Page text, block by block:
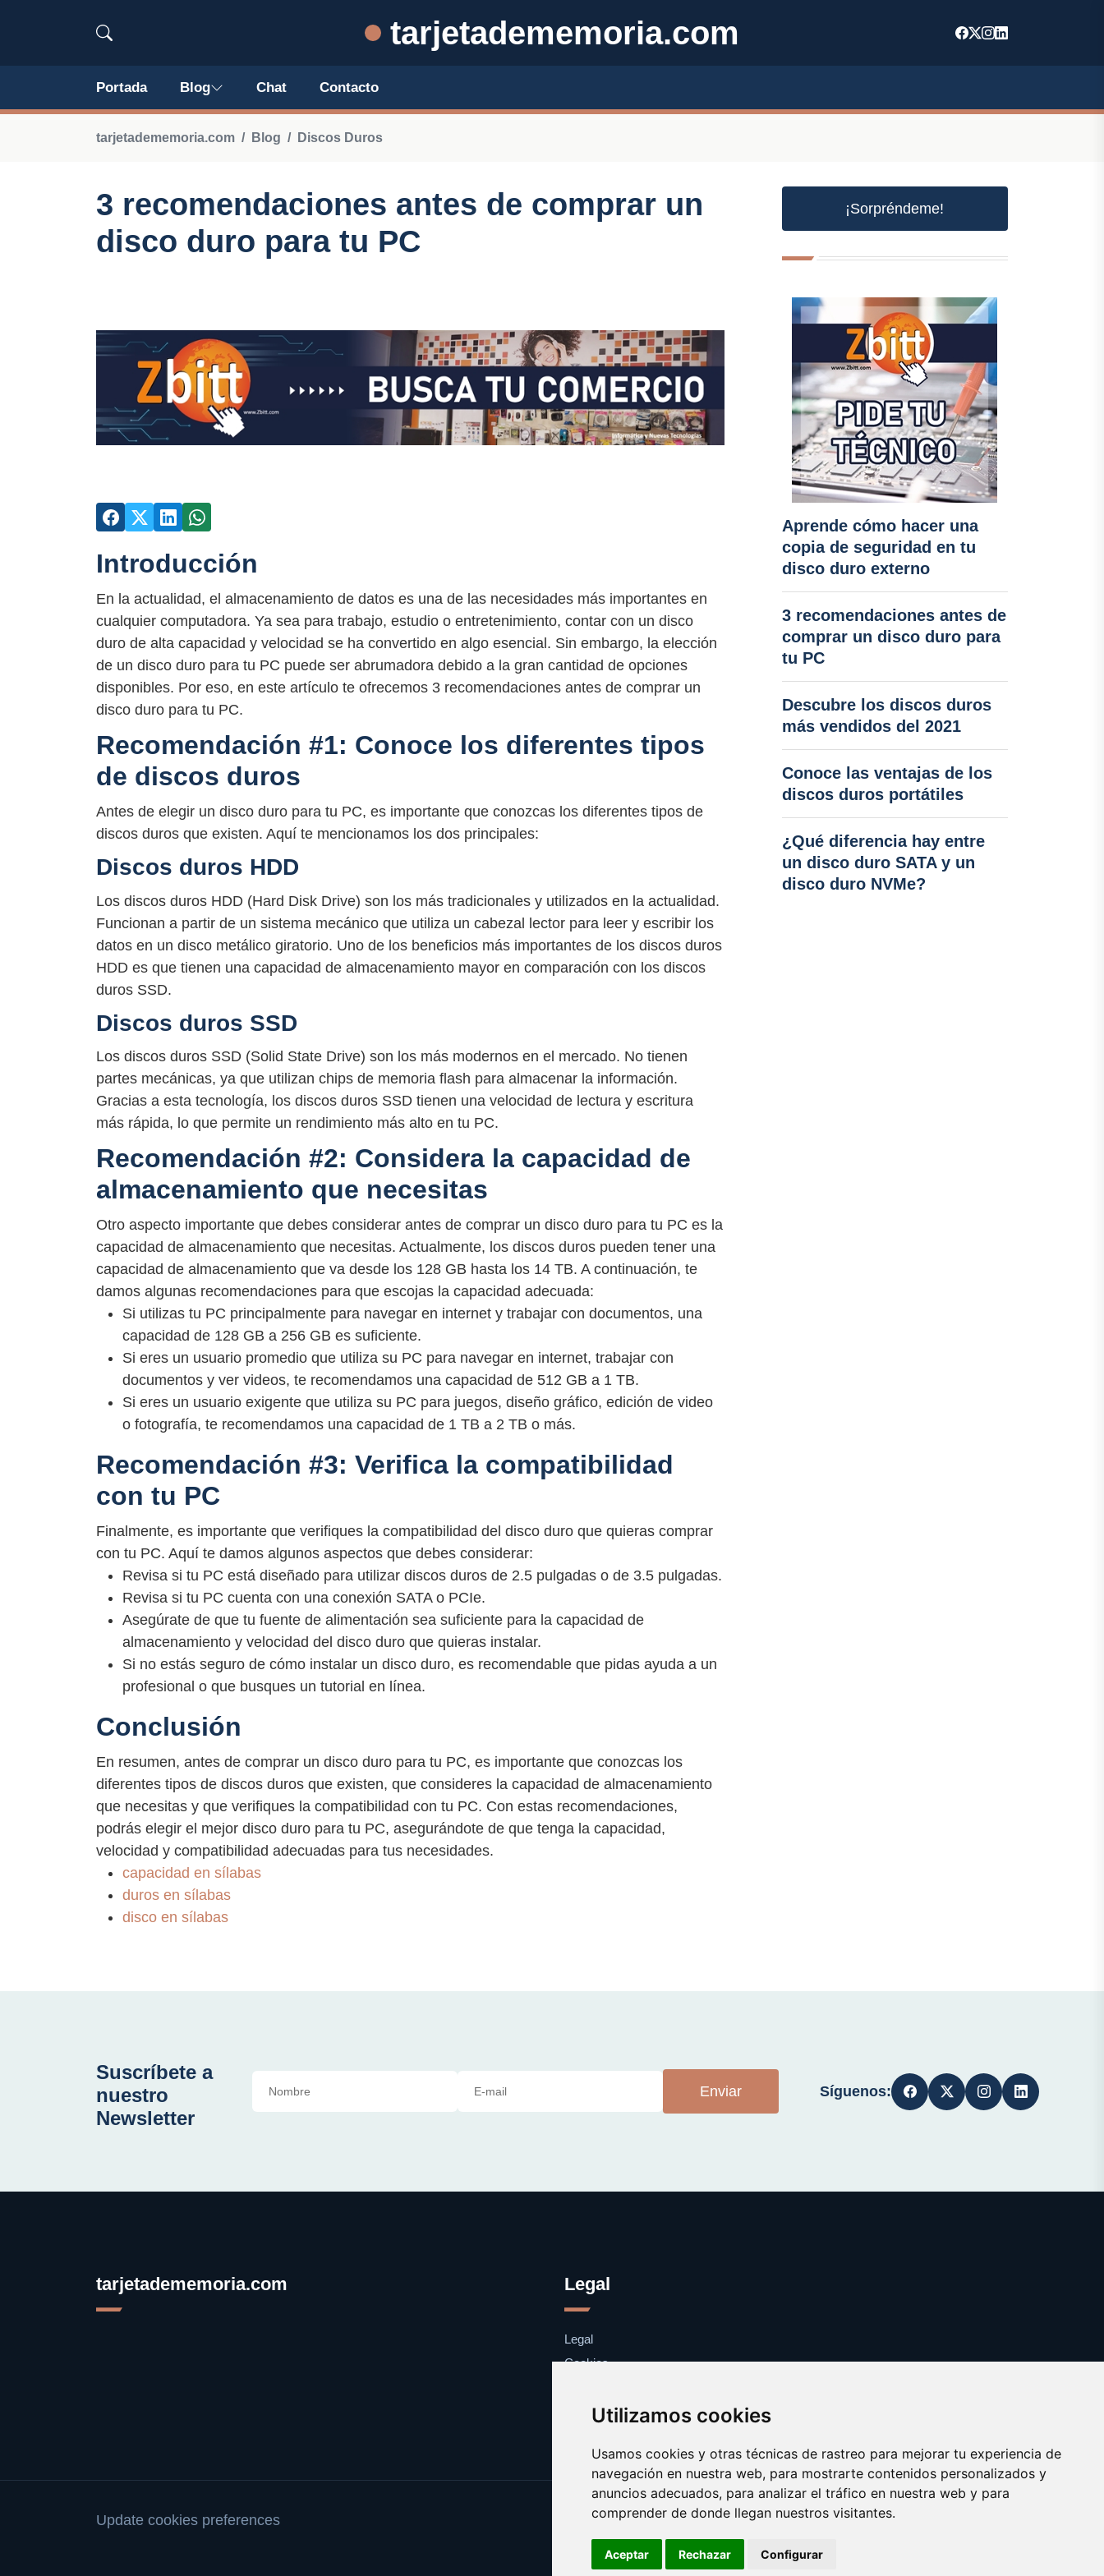
Utilizamos cookies
Usamos cookies y otras técnicas de rastreo para mejorar tu experiencia de
navegación en nuestra web, para mostrarte contenidos personalizados y
anuncios adecuados, para analizar el tráfico en nuestra web y para
comprender de donde llegan nuestros visitantes.
Aceptar Rechazar Configurar
tarjetadememoria.com
Portada Blog Chat Contacto
tarjetadememoria.com Blog Discos Duros
3 recomendaciones antes de comprar un
disco duro para tu PC
Introducción
En la actualidad, el almacenamiento de datos es una de las necesidades más importantes en
cualquier computadora. Ya sea para trabajo, estudio o entretenimiento, contar con un disco
duro de alta capacidad y velocidad se ha convertido en algo esencial. Sin embargo, la elección
de un disco duro para tu PC puede ser abrumadora debido a la gran cantidad de opciones
disponibles. Por eso, en este artículo te ofrecemos 3 recomendaciones antes de comprar un
disco duro para tu PC.
Recomendación #1: Conoce los diferentes tipos
de discos duros
Antes de elegir un disco duro para tu PC, es importante que conozcas los diferentes tipos de
discos duros que existen. Aquí te mencionamos los dos principales:
Discos duros HDD
Los discos duros HDD (Hard Disk Drive) son los más tradicionales y utilizados en la actualidad.
Funcionan a partir de un sistema mecánico que utiliza un cabezal lector para leer y escribir los
datos en un disco metálico giratorio. Uno de los beneficios más importantes de los discos duros
HDD es que tienen una capacidad de almacenamiento mayor en comparación con los discos
duros SSD.
Discos duros SSD
Los discos duros SSD (Solid State Drive) son los más modernos en el mercado. No tienen
partes mecánicas, ya que utilizan chips de memoria flash para almacenar la información.
Gracias a esta tecnología, los discos duros SSD tienen una velocidad de lectura y escritura
más rápida, lo que permite un rendimiento más alto en tu PC.
Recomendación #2: Considera la capacidad de
almacenamiento que necesitas
Otro aspecto importante que debes considerar antes de comprar un disco duro para tu PC es la
capacidad de almacenamiento que necesitas. Actualmente, los discos duros pueden tener una
capacidad de almacenamiento que va desde los 128 GB hasta los 14 TB. A continuación, te
damos algunas recomendaciones para que escojas la capacidad adecuada:
Si utilizas tu PC principalmente para navegar en internet y trabajar con documentos, una
capacidad de 128 GB a 256 GB es suficiente.
Si eres un usuario promedio que utiliza su PC para navegar en internet, trabajar con
documentos y ver videos, te recomendamos una capacidad de 512 GB a 1 TB.
Si eres un usuario exigente que utiliza su PC para juegos, diseño gráfico, edición de video
o fotografía, te recomendamos una capacidad de 1 TB a 2 TB o más.
Recomendación #3: Verifica la compatibilidad
con tu PC
Finalmente, es importante que verifiques la compatibilidad del disco duro que quieras comprar
con tu PC. Aquí te damos algunos aspectos que debes considerar:
Revisa si tu PC está diseñado para utilizar discos duros de 2.5 pulgadas o de 3.5 pulgadas.
Revisa si tu PC cuenta con una conexión SATA o PCIe.
Asegúrate de que tu fuente de alimentación sea suficiente para la capacidad de
almacenamiento y velocidad del disco duro que quieras instalar.
Si no estás seguro de cómo instalar un disco duro, es recomendable que pidas ayuda a un
profesional o que busques un tutorial en línea.
Conclusión
En resumen, antes de comprar un disco duro para tu PC, es importante que conozcas los
diferentes tipos de discos duros que existen, que consideres la capacidad de almacenamiento
que necesitas y que verifiques la compatibilidad con tu PC. Con estas recomendaciones,
podrás elegir el mejor disco duro para tu PC, asegurándote de que tenga la capacidad,
velocidad y compatibilidad adecuadas para tus necesidades.
capacidad en sílabas
duros en sílabas
disco en sílabas
¡Sorpréndeme!
Aprende cómo hacer una
copia de seguridad en tu
disco duro externo
3 recomendaciones antes de
comprar un disco duro para
tu PC
Descubre los discos duros
más vendidos del 2021
Conoce las ventajas de los
discos duros portátiles
¿Qué diferencia hay entre
un disco duro SATA y un
disco duro NVMe?
Suscríbete a
nuestro
Newsletter
Enviar Síguenos:
tarjetadememoria.com Legal
Legal
Cookies
Update cookies preferences
Copyright © 2025